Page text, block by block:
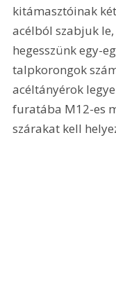
kitámasztóinak
acélból szabjuk le,
hegesszünk egy-
talpkorongok
acéltányérok
furatába M12-es
szárakat kell